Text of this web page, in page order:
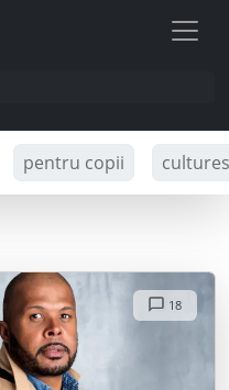
pentru copii
18